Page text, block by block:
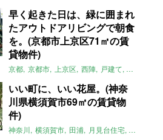
早く起きた日は、緑に囲まれ
たアウトドアリビングで朝食
を。(京都市上京区71㎡の賃
貸物件)
京都 京都市 上京区 西陣 戸建て 平屋
いい町に、いい花屋。(神奈
川県横須賀市69㎡の賃貸物
件)
神奈川 横須賀市 田浦 月見台住宅 一軒家